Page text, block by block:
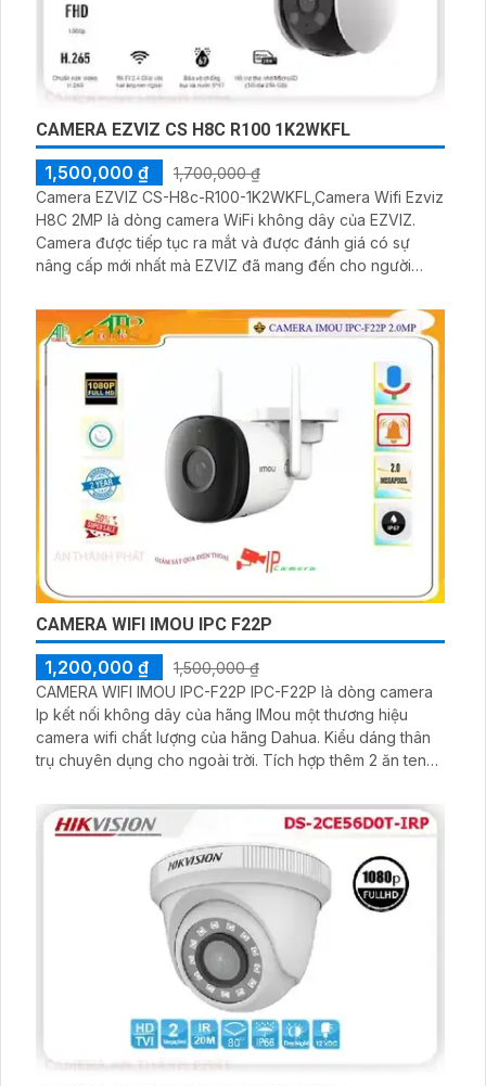
CAMERA EZVIZ CS H8C R100 1K2WKFL
1,500,000 ₫
1,700,000 ₫
Camera EZVIZ CS-H8c-R100-1K2WKFL,Camera Wifi Ezviz
H8C 2MP là dòng camera WiFi không dây của EZVIZ.
Camera được tiếp tục ra mắt và được đánh giá có sự
nâng cấp mới nhất mà EZVIZ đã mang đến cho người
cấp để hoạt động hiệu quả hơn để phát hiện chính xác
hơn về dáng người.
CAMERA WIFI IMOU IPC F22P
1,200,000 ₫
1,500,000 ₫
CAMERA WIFI IMOU IPC-F22P IPC-F22P là dòng camera
Ip kết nối không dây của hãng IMou một thương hiệu
camera wifi chất lượng của hãng Dahua. Kiểu dáng thân
trụ chuyên dụng cho ngoài trời. Tích hợp thêm 2 ăn ten
người dùng có thể tự lắp đặt